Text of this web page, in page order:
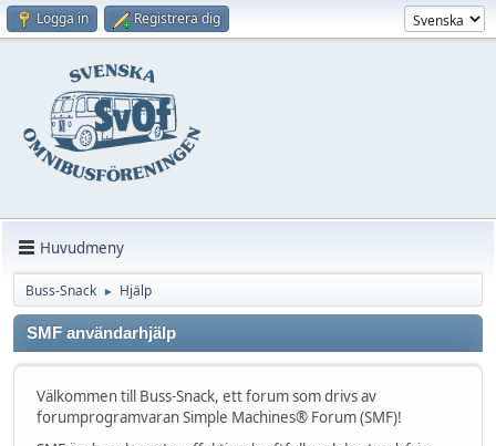
Logga in Registrera dig
Huvudmeny
Buss-Snack ► Hjälp
SMF användarhjälp
Välkommen till Buss-Snack, ett forum som drivs av
forumprogramvaran Simple Machines® Forum (SMF)!